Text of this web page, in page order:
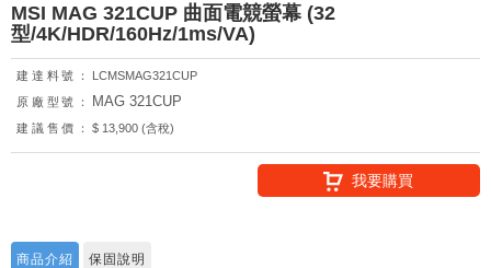
MSI MAG 321CUP 曲面電競螢幕 (32
型/4K/HDR/160Hz/1ms/VA)
建達料號：
LCMSMAG321CUP
原廠型號：
MAG 321CUP
建議售價： $ 13,900 (含稅)
我要購買
商品介紹 保固說明